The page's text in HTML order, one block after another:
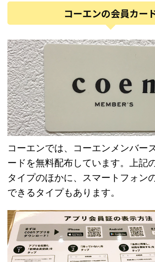
コーエンの会員カー
コーエンでは、コーエンメンバー
ードを無料配布しています。上記
タイプのほかに、スマートフォン
できるタイプもあります。